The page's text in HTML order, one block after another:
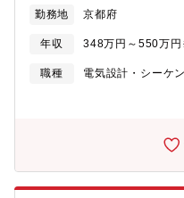
や学びが多い環境です。・様
入社直後入社時のご知見・ご
がサポートできる体制ですの
ら、安心して就業いただけ
や理解を深めるために、好奇
らベテランまで幅広く募集
くりやIoT、DXに興味があり
ション：メンバー■業務内容
換えに伴う技術検討、必要に
振動試験 等：量産商品に使
評価などを対応していただ
部品の選定および技術検討・
型更新時の図面および製品の
な数多くの取引先様の「金型
勤務地 京都府
年収 348万円～550万円
職種
電気設計・シーケ